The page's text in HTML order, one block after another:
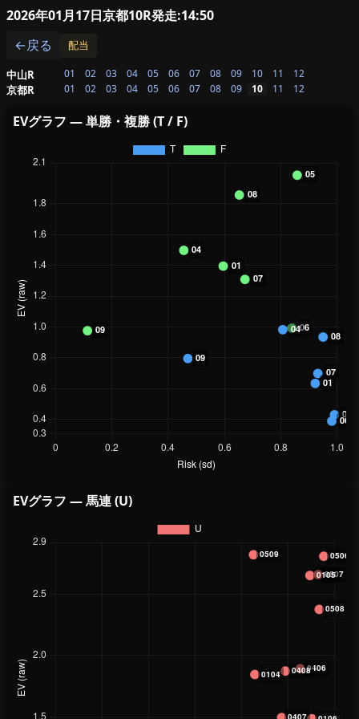
2026年01月17日京都10R発走:14:50
←戻る
配当
中山R 01 02 03 04 05 06 07 08 09 10 11 12
京都R 01 02 03 04 05 06 07 08 09 10 11 12
EVグラフ — 単勝・複勝 (T / F)
EVグラフ — 馬連 (U)